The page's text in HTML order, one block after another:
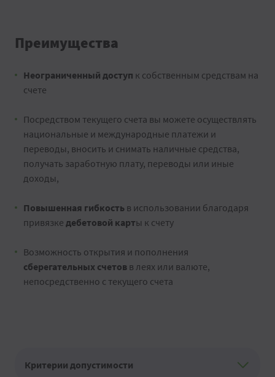
Преимущества
Неограниченный доступ к собственным средствам на
счете
Посредством текущего счета вы можете осуществлять
национальные и международные платежи и
переводы, вносить и снимать наличные средства,
получать заработную плату, переводы или иные
доходы,
Повышенная гибкость в использовании благодаря
привязке дебетовой карты к счету
Возможность открытия и пополнения
сберегательных счетов в леях или валюте,
непосредственно с текущего счета
Критерии допустимости